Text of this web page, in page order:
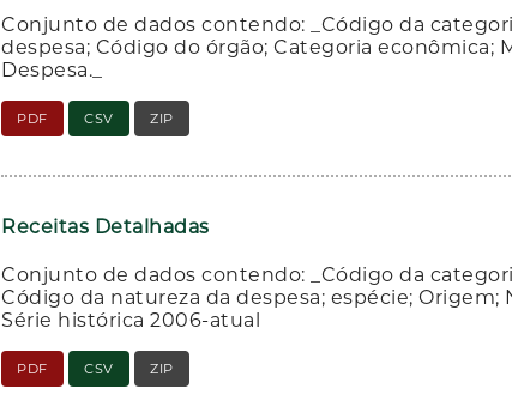
Conjunto de dados contendo: _Código da
despesa; Código do órgão; Categoria econômica;
Despesa._
PDF CSV ZIP
Receitas Detalhadas
Conjunto de dados contendo: _Código da
Código da natureza da despesa; espécie; Origem;
Série histórica 2006-atual
PDF CSV ZIP